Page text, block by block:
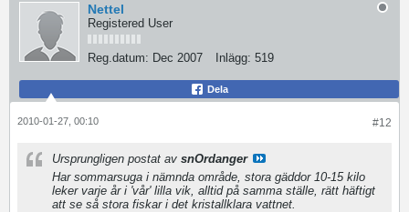
Nettel
Registered User
Reg.datum: Dec 2007 Inlägg: 519
Dela
#12
2010-01-27, 00:10
Ursprungligen postat av snOrdanger
Har sommarsuga i nämnda område, stora gäddor 10-15 kilo
leker varje år i 'vår' lilla vik, alltid på samma ställe, rätt häftigt
att se så stora fiskar i det kristallklara vattnet.